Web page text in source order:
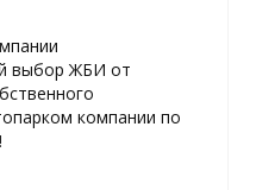
выбор ЖБИ от
компании по